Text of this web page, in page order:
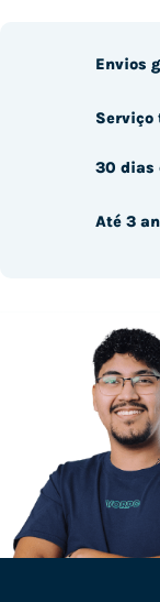
Envios
Serviço
30 dias
Até 3